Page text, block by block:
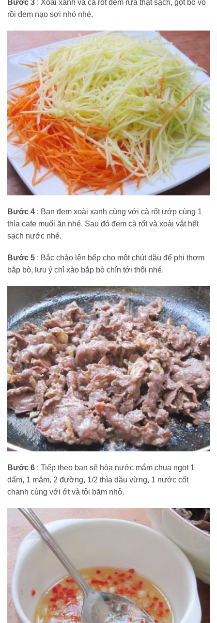
Bước 3 : Xoài xanh và cà rốt đem rửa thật sạch, gọt bỏ vỏ
rồi đem nạo sợi nhỏ nhé.
Bước 4 : Bạn đem xoài xanh cùng với cà rốt ướp cùng 1
thìa cafe muối ăn nhé. Sau đó đem cà rốt và xoài vắt hết
sạch nước nhé.
Bước 5 : Bắc chảo lên bếp cho một chút dầu để phi thơm
bắp bò, lưu ý chỉ xào bắp bò chín tới thôi nhé.
Bước 6 : Tiếp theo bạn sẽ hòa nước mắm chua ngọt 1
dấm, 1 mắm, 2 đường, 1/2 thìa dầu vừng, 1 nước cốt
chanh cùng với ớt và tỏi băm nhỏ.